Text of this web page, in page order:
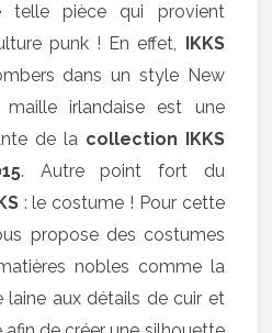
telle pièce qui provient
punk ! En effet, IKKS
dans un style New
irlandaise est une
de la collection IKKS
. Autre point fort du
: le costume ! Pour cette
propose des costumes
nobles comme la
laine aux détails de cuir et